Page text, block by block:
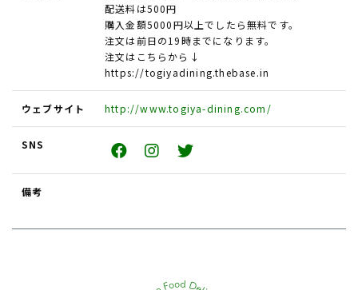
配送料は500円
購入金額5000円以上でしたら無料です。
注文は前日の19時までになります。
注文はこちらから↓
https://togiyadining.thebase.in
ウェブサイト http://www.togiya-dining.com/
SNS
備考